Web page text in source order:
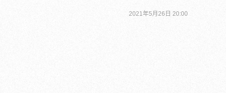
2021年5月26日 20:00